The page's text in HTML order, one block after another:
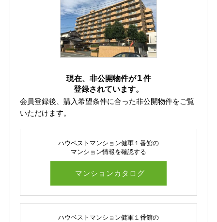
現在、非公開物件が1件
登録されています。
会員登録後、購入希望条件に合った非公開物件をご覧
いただけます。
ハウベストマンション健軍１番館の
マンション情報を確認する
マンションカタログ
ハウベストマンション健軍１番館の